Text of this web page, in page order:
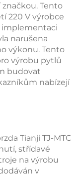
Tento
220 V výrobce
implementaci
narušena
výkonu. Tento
výrobu pytlů
budovat
nabízejí
Tianji TJ-MTC
střídavé
na výrobu
v